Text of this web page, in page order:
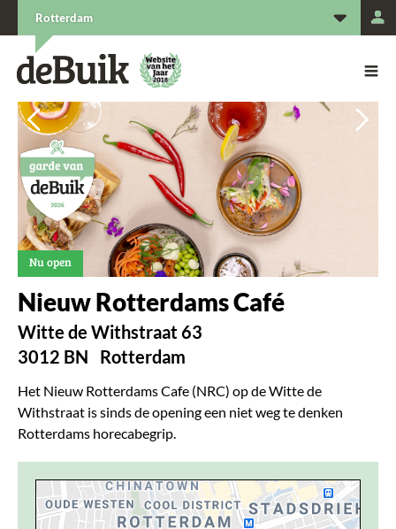
Vorige
Vorige
Vorige
Vorige
Vorige
Nu open
Nieuw Rotterdams Café
Witte de Withstraat 63
3012 BN
Rotterdam
Het Nieuw Rotterdams Cafe (NRC) op de Witte de
Withstraat is sinds de opening een niet weg te denken
Rotterdams horecabegrip.
Rotterdam
De Buik van {city: city}
De Buik